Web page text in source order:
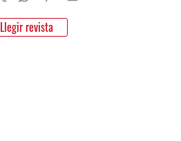
Llegir revista